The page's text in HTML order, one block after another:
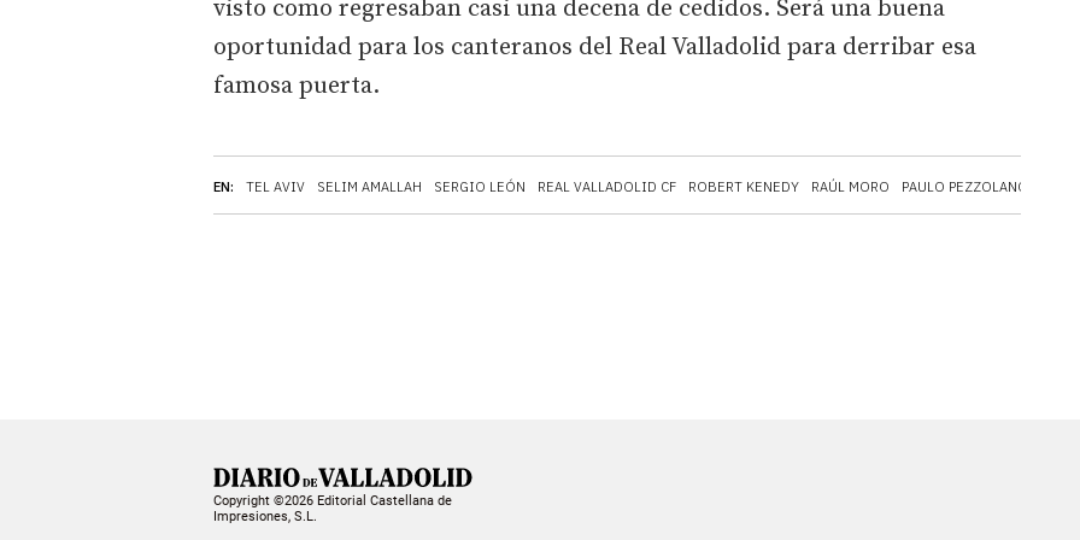
EN: TEL AVIV SELIM AMALLAH SERGIO LEÓN REAL VALLADOLID CF ROBERT KENEDY RAÚL MORO PAULO PEZZOLANO
visto como regresaban casi una decena de cedidos. Será una buena
oportunidad para los canteranos del Real Valladolid para derribar esa
famosa puerta.
Copyright ©2026 Editorial Castellana de
Impresiones, S.L.